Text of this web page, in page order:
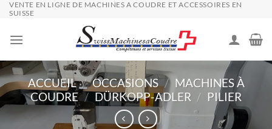
Passer
contenu
VENTE EN LIGNE DE MACHINES A COUDRE ET ACCESSOIRES EN
SUISSE
ACCUEIL / OCCASIONS / MACHINES À
COUDRE / DÜRKOPP-ADLER / PILIER